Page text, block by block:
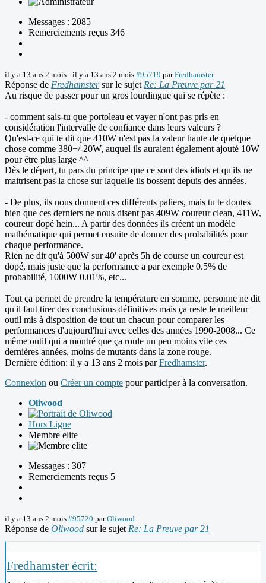
Messages : 2085
Remerciements reçus 346
il y a 13 ans 2 mois - il y a 13 ans 2 mois #95719 parFredhamster
Réponse de Fredhamstersur le sujet Re: La Preuve par 21
Au risque de passer pour un gros lourdingue qui se répète :
- comment sais-tu que portoleau et vayer n'ont pas pris en
considération l'intervalle de confiance dans leurs valeurs ?
Qu'est-ce qui te dit que 410W n'est pas la valeur haute de quelque
chose comme 380+/-20W, auquel ils auraient également ajouté 10W
pour être plus large ^^
Dès le départ, tu pars du principe que ce sont des idiots et qu'ils ne
maitrisent pas la chose sur laquelle ils bossent depuis des années.
- De plus, ils nous donnent ces différents paliers, mais tu te doutes
bien que ces derniers ne nous disent pas 409W coureur clean, 411W,
coureur dopé hein... A partir des données ils créent un modèle
mathématique qui permet ensuite de donner des probabilités pour
chaque performance.
Rien ne dit qu'à 500W sur 40' après 5h de course un coureur est
dopé, mais juste que la performance a par exemple 0.5% de
probabilité, 1000W 0.01%, etc...
Tout ça permet de prendre la température en somme, personne ne dit
qu'il faut tirer des conclusions définitives mais ça reste le meilleur
outil mis à disposition de tout un chacun pour comparer les
performances d'aujourd'hui avec celles des années 1990-2008... Ce
même outil qui a montré que ça roule un peu moins vite ces
dernières années, moins de mutants dans la zone rouge.
Dernière édition: il y a 13 ans 2 mois parFredhamster.
Connexion ou Créer un compte pour participer à la conversation.
Oliwood
Hors Ligne
Membre elite
Messages : 307
Remerciements reçus 5
il y a 13 ans 2 mois #95720 parOliwood
Réponse de Oliwood sur le sujet Re: La Preuve par 21
Fredhamster écrit: